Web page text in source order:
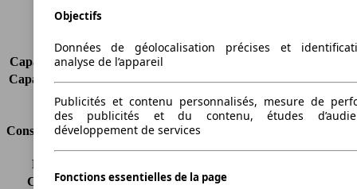
Portes
Charge sur toit
-
Capacité de remorquage (sans freins)
Capacité de remorquage (avec freins) -
Volume du coffre
295 - 982 l
Consommation
Émissions de CO2*
Consommation (ville)
-
Objectifs
Données de géolocalisation précises et
analyse de l’appareil
Publicités et contenu personnalisés, mesure de
des publicités et du contenu, études
développement de services
Fonctions essentielles de la page